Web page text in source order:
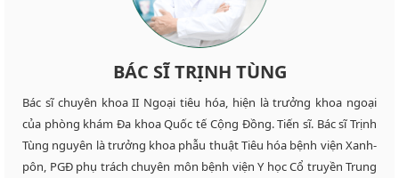
BÁC SĨ TRỊNH TÙNG
Bác sĩ chuyên khoa II Ngoại tiêu hóa, hiện là trưởng khoa ngoại
của phòng khám Đa khoa Quốc tế Cộng Đồng. Tiến sĩ. Bác sĩ Trịnh
Tùng nguyên là trưởng khoa phẫu thuật Tiêu hóa bệnh viện Xanh-
pôn, PGĐ phụ trách chuyên môn bệnh viện Y học Cổ truyền Trung